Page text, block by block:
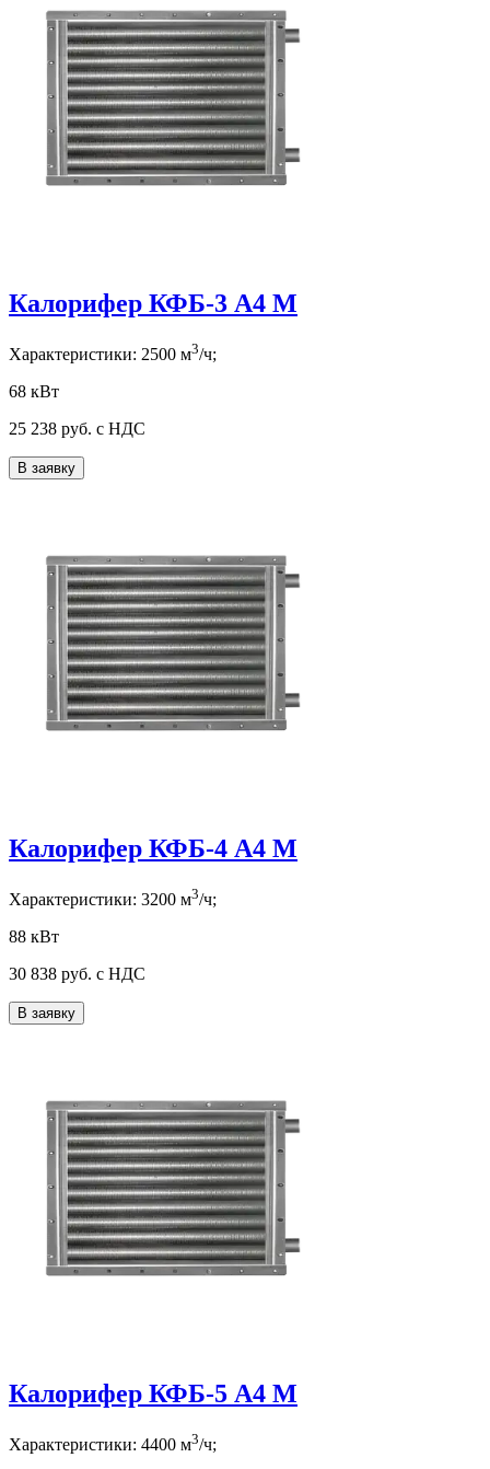
Калорифер КФБ-3 А4 М
Характеристики: 2500 м3/ч;
68 кВт
25 238 руб. с НДС
В заявку
Калорифер КФБ-4 А4 М
Характеристики: 3200 м3/ч;
88 кВт
30 838 руб. с НДС
В заявку
Калорифер КФБ-5 А4 М
Характеристики: 4400 м3/ч;